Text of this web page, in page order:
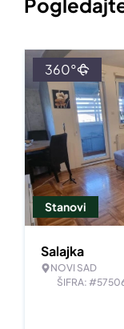
Stanovi
360°
Salajka
NOVI SAD
ŠIFRA: